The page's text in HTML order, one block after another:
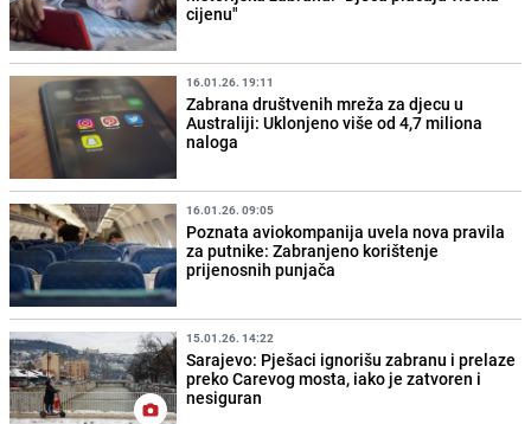
cijenu"
16.01.26. 19:11
Zabrana društvenih mreža za djecu u
Australiji: Uklonjeno više od 4,7 miliona
naloga
16.01.26. 09:05
Poznata aviokompanija uvela nova pravila
za putnike: Zabranjeno korištenje
prijenosnih punjača
15.01.26. 14:22
Sarajevo: Pješaci ignorišu zabranu i prelaze
preko Carevog mosta, iako je zatvoren i
nesiguran